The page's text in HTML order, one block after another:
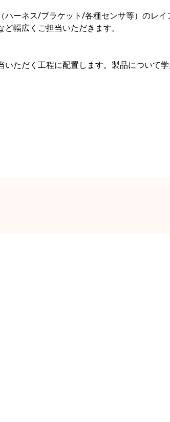
ーネス/ブラケット/各種センサ等）のレ
幅広くご担当いただきます。
ただく工程に配置します。製品について